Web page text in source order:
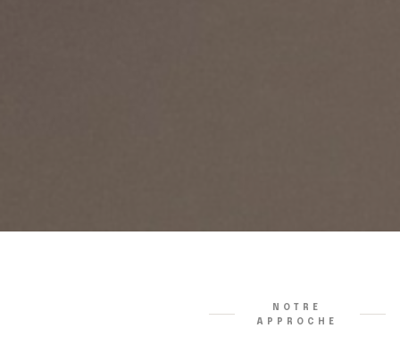
NOTRE
APPROCHE